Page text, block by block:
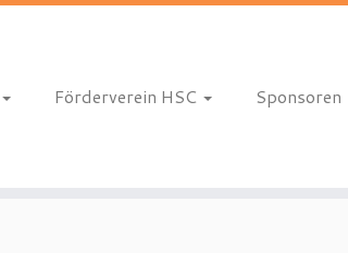
Förderverein HSC Sponsoren